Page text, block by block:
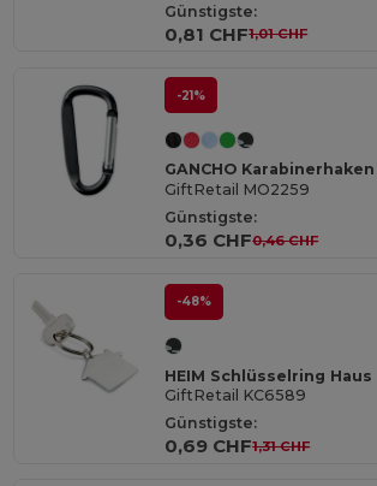
Günstigste:
0,81 CHF1,01 CHF
-21%
GANCHO
GiftRetail MO2259
Günstigste:
0,36 CHF0,46 CHF
-48%
HEIM Schlüsselring Haus
GiftRetail KC6589
Günstigste:
0,69 CHF1,31 CHF